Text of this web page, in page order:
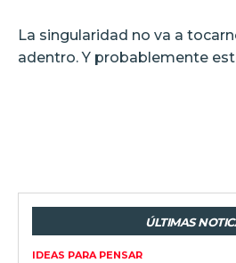
La singularidad no va a
adentro. Y probablemente
ÚLTIMAS
IDEAS PARA PENSAR